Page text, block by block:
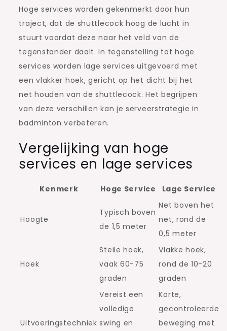
Hoge services worden gekenmerkt door hun
traject, dat de shuttlecock hoog de lucht in
stuurt voordat deze naar het veld van de
tegenstander daalt. In tegenstelling tot hoge
services worden lage services uitgevoerd met
een vlakker hoek, gericht op het dicht bij het
net houden van de shuttlecock. Het begrijpen
van deze verschillen kan je serveerstrategie in
badminton verbeteren.
Vergelijking van hoge
services en lage services
Kenmerk Hoge Service Lage Service
Hoogte
Typisch boven
de 1,5 meter
Net boven het
net, rond de
0,5 meter
Hoek
Steile hoek,
vaak 60-75
graden
Vlakke hoek,
rond de 10-20
graden
Uitvoeringstechniek
Vereist een
volledige
swing en
Korte,
gecontroleerde
beweging met